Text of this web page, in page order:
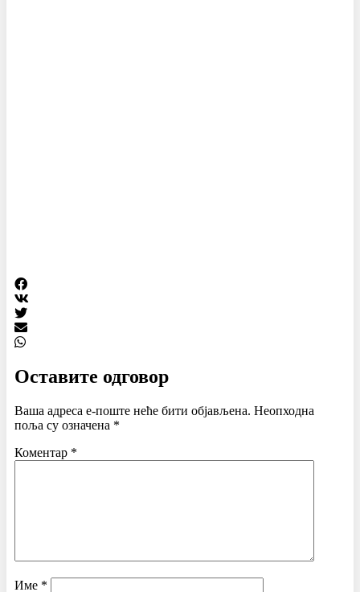
Оставите одговор
Ваша адреса е-поште неће бити објављена. Неопходна
поља су означена *
Коментар *
Име *